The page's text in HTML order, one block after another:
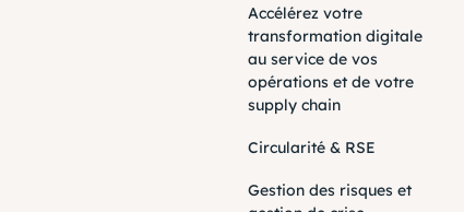
Accélérez votre
transformation digitale
au service de vos
opérations et de votre
supply chain
Circularité & RSE
Gestion des risques et